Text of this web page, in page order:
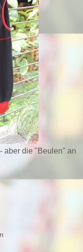
aber die "Beulen" an